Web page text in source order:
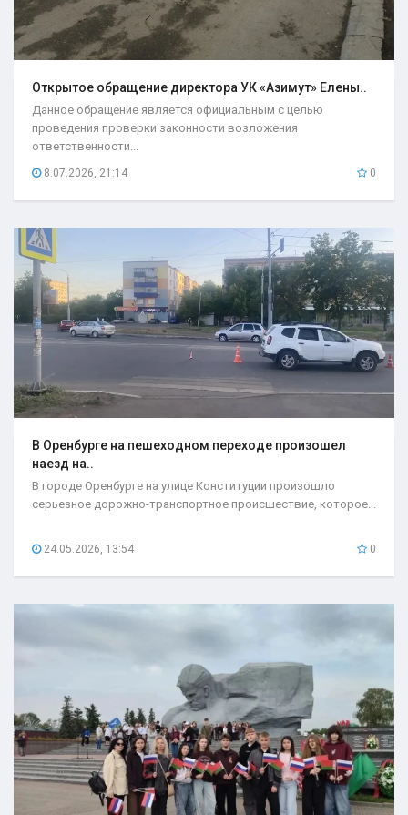
Открытое обращение директора УК «Азимут» Елены..
Данное обращение является официальным с целью
проведения проверки законности возложения
ответственности...
8.07.2026, 21:14 0
В Оренбурге на пешеходном переходе произошел
наезд на..
В городе Оренбурге на улице Конституции произошло
серьезное дорожно-транспортное происшествие, которое...
24.05.2026, 13:54 0